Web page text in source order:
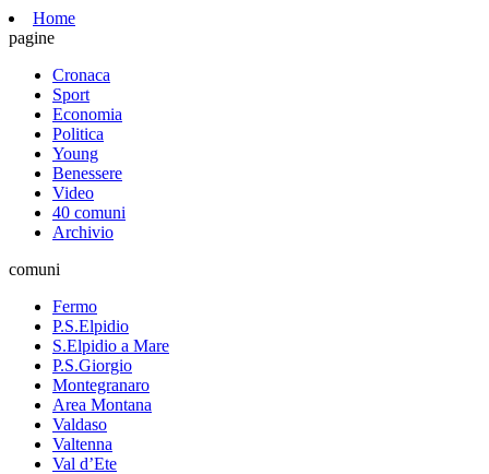
Home
pagine
Cronaca
Sport
Economia
Politica
Young
Benessere
Video
40 comuni
Archivio
comuni
Fermo
P.S.Elpidio
S.Elpidio a Mare
P.S.Giorgio
Montegranaro
Area Montana
Valdaso
Valtenna
Val d’Ete